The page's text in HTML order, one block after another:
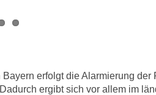
erfolgt die Alarmierung der
ergibt sich vor allem im